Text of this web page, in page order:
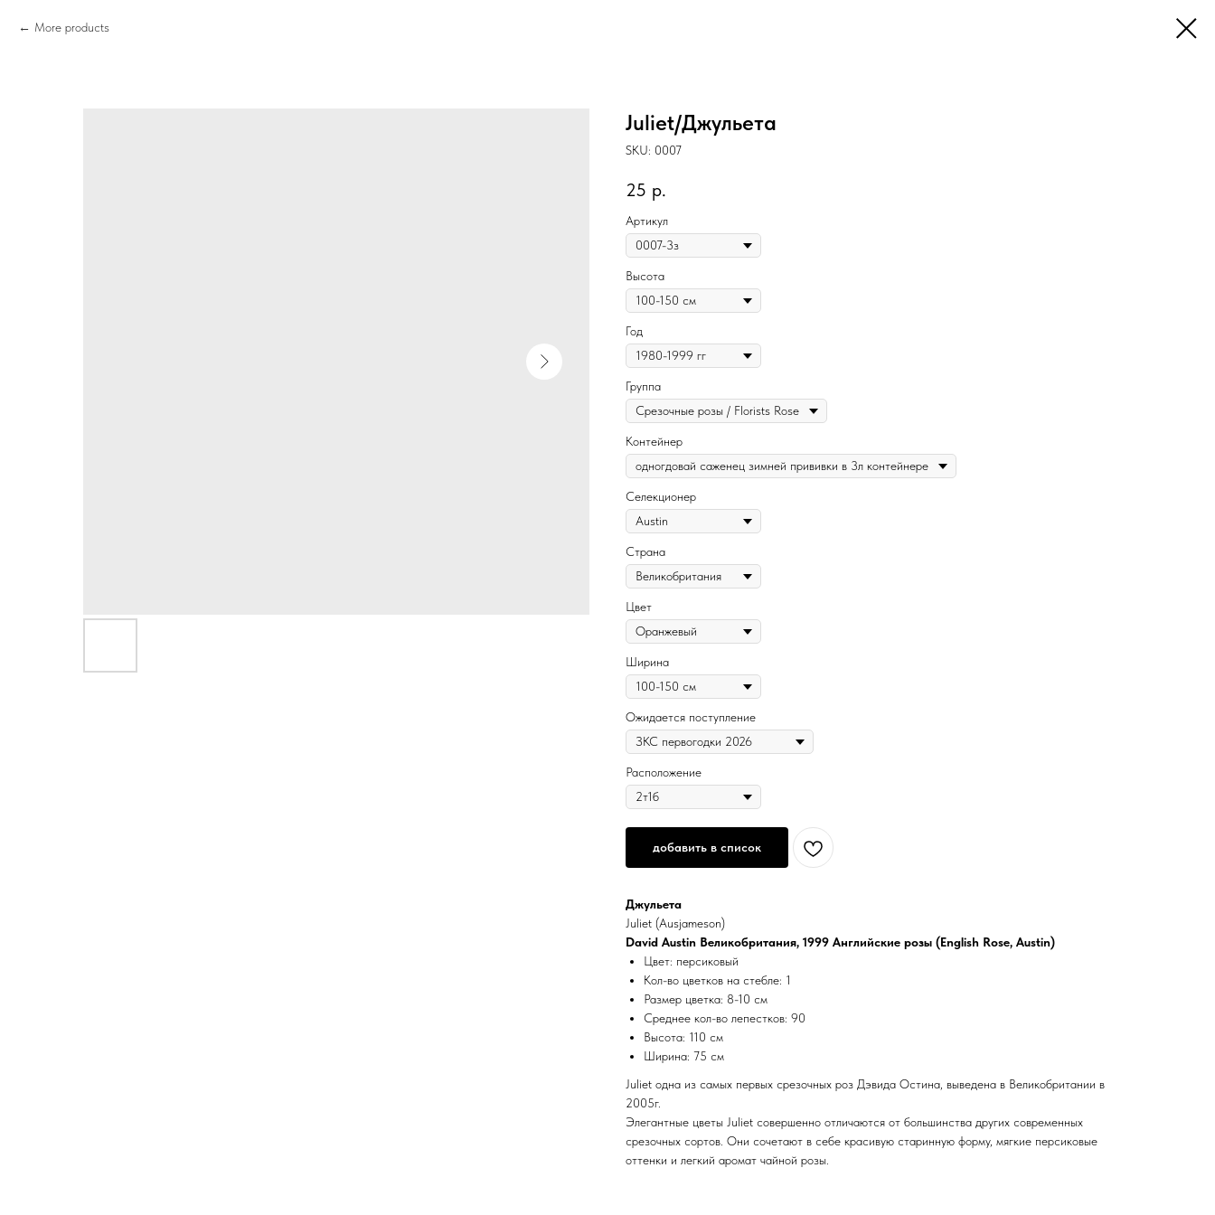
More products
Juliet/Джульета
SKU: 0007
25 р.
Артикул
Высота
Год
Группа
Контейнер
Селекционер
Страна
Цвет
Ширина
Ожидается поступление
Расположение
добавить в список
Джульета
Juliet (Ausjameson)
David Austin Великобритания, 1999 Английские розы (English Rose, Austin)
Цвет: персиковый
Кол-во цветков на стебле: 1
Размер цветка: 8-10 см
Среднее кол-во лепестков: 90
Высота: 110 см
Ширина: 75 см
Juliet одна из самых первых срезочных роз Дэвида Остина, выведена в Великобритании в
2005г.
Элегантные цветы Juliet совершенно отличаются от большинства других современных
срезочных сортов. Они сочетают в себе красивую старинную форму, мягкие персиковые
оттенки и легкий аромат чайной розы.